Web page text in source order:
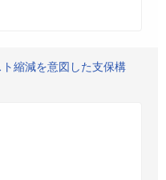
縮減を意図した支保構